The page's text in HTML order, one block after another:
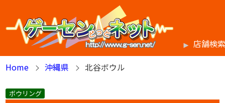
店舗検
Home
沖縄県 北谷ボウル
ボウリング